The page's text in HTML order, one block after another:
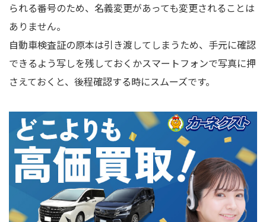
られる番号のため、名義変更があっても変更されることは
ありません。
自動車検査証の原本は引き渡してしまうため、手元に確認
できるよう写しを残しておくかスマートフォンで写真に押
さえておくと、後程確認する時にスムーズです。